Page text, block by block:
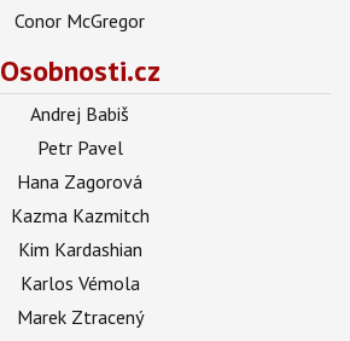
Conor McGregor
Osobnosti.cz
Andrej Babiš
Petr Pavel
Hana Zagorová
Kazma Kazmitch
Kim Kardashian
Karlos Vémola
Marek Ztracený